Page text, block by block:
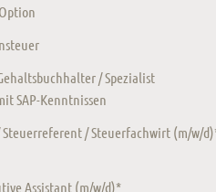
/ Spezialist
SAP-Kenntnissen
Steuerreferent / Steuerfachwirt (m/w/
Assistant (m/w/d)*